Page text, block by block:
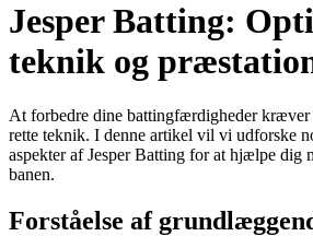
Jesper Batting:
teknik og
At forbedre dine battingfærdigheder kræver
rette teknik. I denne artikel vil vi udforske
aspekter af Jesper Batting for at hjælpe dig
banen.
Forståelse af